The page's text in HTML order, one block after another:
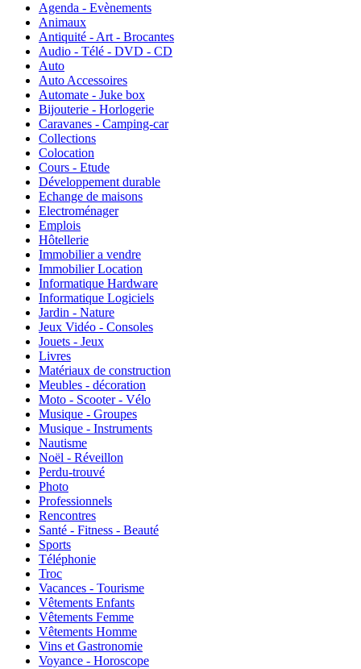
Agenda - Evènements
Animaux
Antiquité - Art - Brocantes
Audio - Télé - DVD - CD
Auto
Auto Accessoires
Automate - Juke box
Bijouterie - Horlogerie
Caravanes - Camping-car
Collections
Colocation
Cours - Etude
Développement durable
Echange de maisons
Electroménager
Emplois
Hôtellerie
Immobilier a vendre
Immobilier Location
Informatique Hardware
Informatique Logiciels
Jardin - Nature
Jeux Vidéo - Consoles
Jouets - Jeux
Livres
Matériaux de construction
Meubles - décoration
Moto - Scooter - Vélo
Musique - Groupes
Musique - Instruments
Nautisme
Noël - Réveillon
Perdu-trouvé
Photo
Professionnels
Rencontres
Santé - Fitness - Beauté
Sports
Téléphonie
Troc
Vacances - Tourisme
Vêtements Enfants
Vêtements Femme
Vêtements Homme
Vins et Gastronomie
Voyance - Horoscope